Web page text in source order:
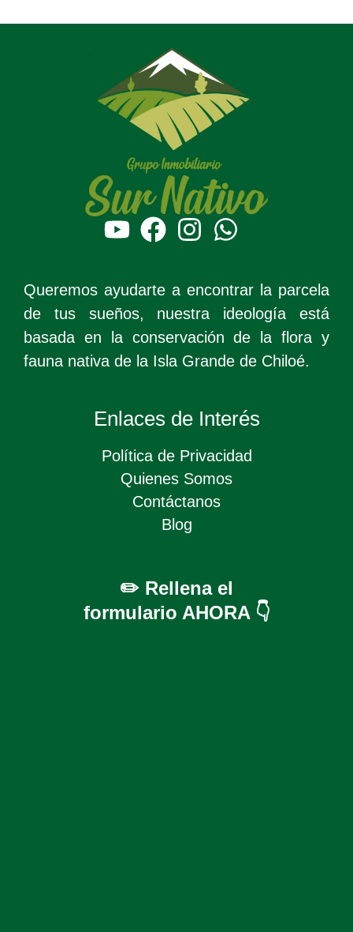
Queremos ayudarte a encontrar la parcela
de tus sueños, nuestra ideología está
basada en la conservación de la flora y
fauna nativa de la Isla Grande de Chiloé.
Enlaces de Interés
Política de Privacidad
Quienes Somos
Contáctanos
Blog
✏️ Rellena el
formulario AHORA 👇